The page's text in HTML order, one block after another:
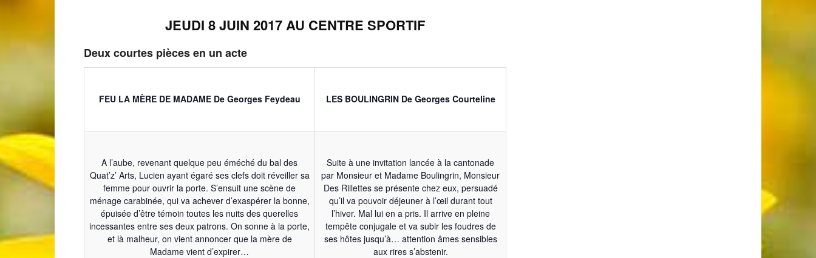
JEUDI 8 JUIN 2017 AU CENTRE SPORTIF
Deux courtes pièces en un acte
FEU LA MÈRE DE MADAME De Georges Feydeau LES BOULINGRIN De Georges Courteline
A l’aube, revenant quelque peu éméché du bal des
Quat’z’ Arts, Lucien ayant égaré ses clefs doit réveiller sa
femme pour ouvrir la porte. S’ensuit une scène de
ménage carabinée, qui va achever d’exaspérer la bonne,
épuisée d’être témoin toutes les nuits des querelles
incessantes entre ses deux patrons. On sonne à la porte,
et là malheur, on vient annoncer que la mère de
Madame vient d’expirer…
Suite à une invitation lancée à la cantonade
par Monsieur et Madame Boulingrin, Monsieur
Des Rillettes se présente chez eux, persuadé
qu’il va pouvoir déjeuner à l’œil durant tout
l’hiver. Mal lui en a pris. Il arrive en pleine
tempête conjugale et va subir les foudres de
ses hôtes jusqu’à… attention âmes sensibles
aux rires s’abstenir.